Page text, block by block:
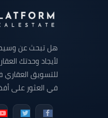
هل تبحث عن
لأيجاد وحدتك
للتسويق
في العثور على
طريق مساعدتك